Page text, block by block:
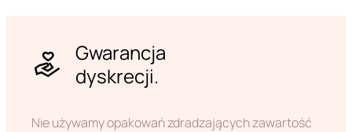
Gwarancja
dyskrecji.
Nie używamy opakowań zdradzających zawartość